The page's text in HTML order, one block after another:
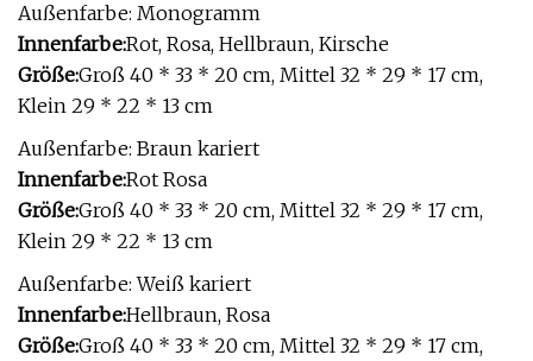
Außenfarbe: Monogramm
Innenfarbe:Rot, Rosa, Hellbraun, Kirsche
Größe:Groß 40 * 33 * 20 cm, Mittel 32 * 29 * 17 cm,
Klein 29 * 22 * ​​13 cm
Außenfarbe: Braun kariert
Innenfarbe:Rot Rosa
Größe:Groß 40 * 33 * 20 cm, Mittel 32 * 29 * 17 cm,
Klein 29 * 22 * ​​13 cm
Außenfarbe: Weiß kariert
Innenfarbe:Hellbraun, Rosa
Größe:Groß 40 * 33 * 20 cm, Mittel 32 * 29 * 17 cm,